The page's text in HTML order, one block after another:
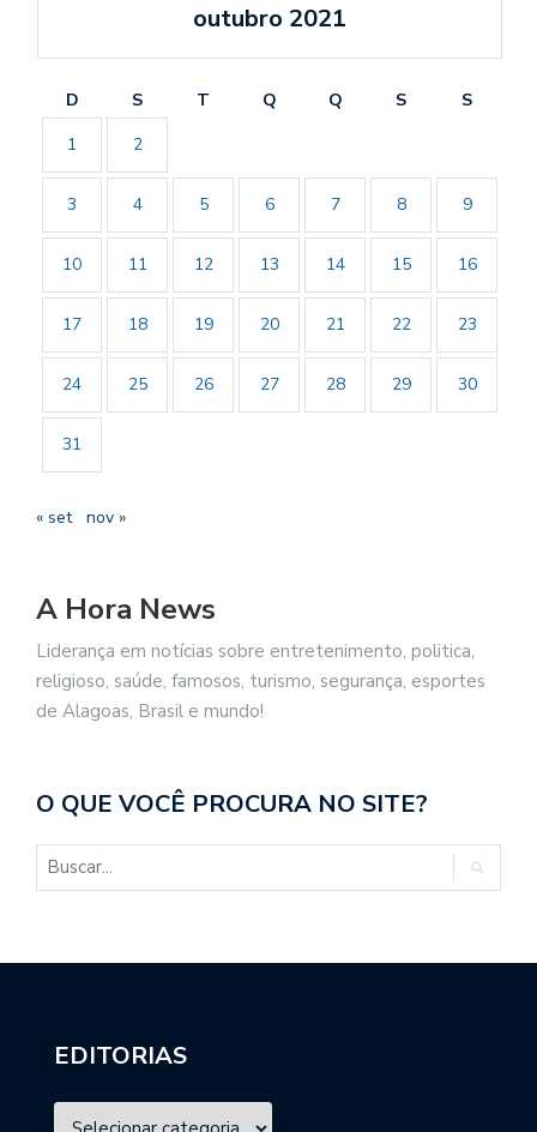
outubro 2021
D S T Q Q S
S
1
2
3 4 5 6 7 8 9
10 11 12 13 14 15 16
17 18 19 20 21 22 23
24 25 26 27 28 29 30
31
« set nov »
A Hora News
Liderança em notícias sobre entretenimento, politica,
religioso, saúde, famosos, turismo, segurança, esportes
de Alagoas, Brasil e mundo!
O QUE VOCÊ PROCURA NO SITE?
EDITORIAS